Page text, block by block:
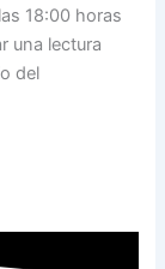
18:00 horas
una lectura
del